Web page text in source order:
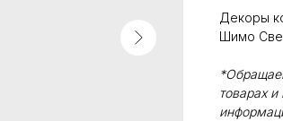
Декоры
Шимо
товарах